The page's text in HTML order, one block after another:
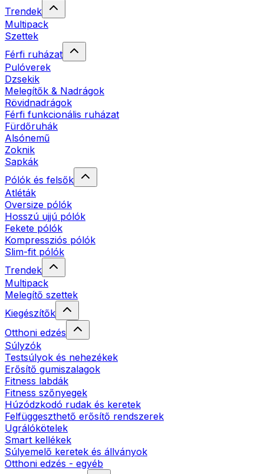
Trendek
Multipack
Szettek
Férfi ruházat
Pulóverek
Dzsekik
Melegítők & Nadrágok
Rövidnadrágok
Férfi funkcionális ruházat
Fürdőruhák
Alsónemű
Zoknik
Sapkák
Pólók és felsők
Atléták
Oversize pólók
Hosszú ujjú pólók
Fekete pólók
Kompressziós pólók
Slim-fit pólók
Trendek
Multipack
Melegítő szettek
Kiegészítők
Otthoni edzés
Súlyzók
Testsúlyok és nehezékek
Erősítő gumiszalagok
Fitness labdák
Fitness szőnyegek
Húzódzkodó rudak és keretek
Felfüggeszthető erősítő rendszerek
Ugrálókötelek
Smart kellékek
Súlyemelő keretek és állványok
Otthoni edzés - egyéb